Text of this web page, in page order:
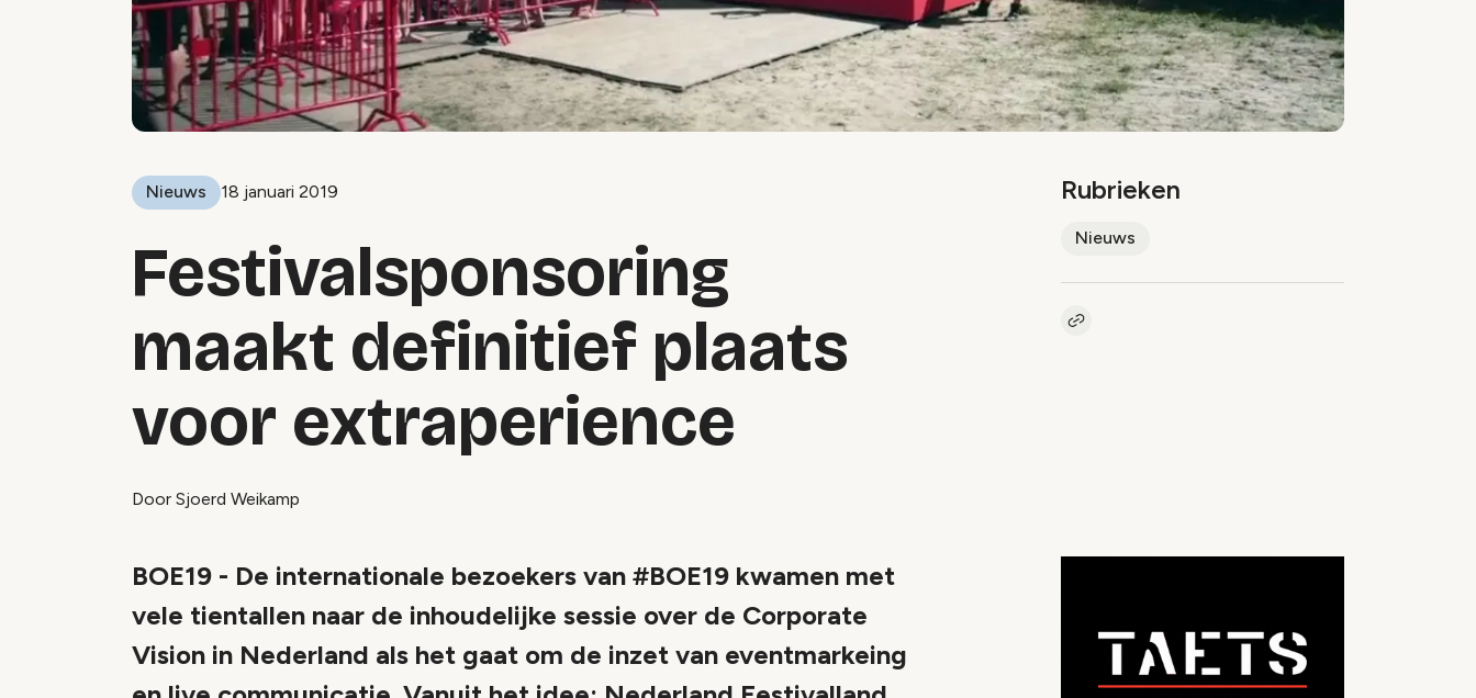
Nieuws 18 januari 2019
Festivalsponsoring
maakt definitief plaats
voor extraperience
Door Sjoerd Weikamp
Rubrieken
Nieuws
Kopieer link naar artikel
BOE19 - De internationale bezoekers van #BOE19 kwamen met
vele tientallen naar de inhoudelijke sessie over de Corporate
Vision in Nederland als het gaat om de inzet van eventmarkeing